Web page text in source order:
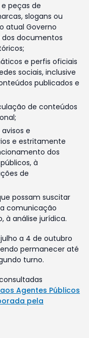
peças de
slogans ou
atual Governo
dos documentos
e perfis oficiais
sociais, inclusive
publicados e
de conteúdos
e
e estritamente
dos
à
de
possam suscitar
comunicação
à análise jurídica.
a 4 de outubro
permanecer até
turno.
Agentes Públicos
pela